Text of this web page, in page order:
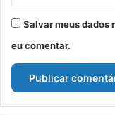
Salvar meus dados
eu comentar.